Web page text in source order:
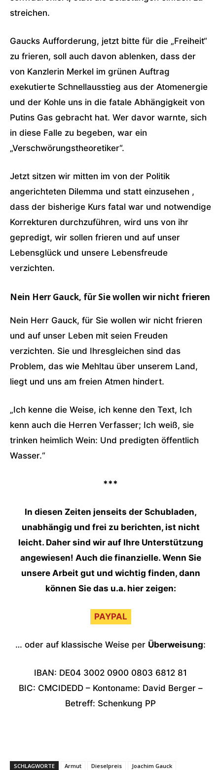
streichen.
Gaucks Aufforderung, jetzt bitte für die „Freiheit“
zu frieren, soll auch davon ablenken, dass der
von Kanzlerin Merkel im grünen Auftrag
exekutierte Schnellausstieg aus der Atomenergie
und der Kohle uns in die fatale Abhängigkeit von
Putins Gas gebracht hat. Wer davor warnte, sich
in diese Falle zu begeben, war ein
„Verschwörungstheoretiker“.
Jetzt sitzen wir mitten im von der Politik
angerichteten Dilemma und statt einzusehen ,
dass der bisherige Kurs fatal war und notwendige
Korrekturen durchzuführen, wird uns von ihr
gepredigt, wir sollen frieren und auf unser
Lebensglück und unsere Lebensfreude
verzichten.
Nein Herr Gauck, für Sie wollen wir nicht frieren
Nein Herr Gauck, für Sie wollen wir nicht frieren
und auf unser Leben mit seien Freuden
verzichten. Sie und Ihresgleichen sind das
Problem, das wie Mehltau über unserem Land,
liegt und uns am freien Atmen hindert.
„Ich kenne die Weise, ich kenne den Text, Ich
kenn auch die Herren Verfasser; Ich weiß, sie
trinken heimlich Wein: Und predigten öffentlich
Wasser.“
***
In diesen Zeiten jenseits der Schubladen,
unabhängig und frei zu berichten, ist nicht
leicht. Daher sind wir auf Ihre Unterstützung
angewiesen! Auch die finanzielle. Wenn Sie
unsere Arbeit gut und wichtig finden, dann
können Sie das u.a. hier zeigen:
PAYPAL
… oder auf klassische Weise per Überweisung:
IBAN: DE04 3002 0900 0803 6812 81
BIC: CMCIDEDD – Kontoname: David Berger –
Betreff: Schenkung PP
SCHLAGWORTE Armut Dieselpreis
Joachim Gauck